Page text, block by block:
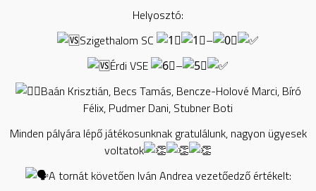
Helyosztó:
Szigethalom SC
–
Érdi VSE
–
Baán Krisztián, Becs Tamás, Bencze-Holové Marci, Bíró
Félix, Pudmer Dani, Stubner Boti
Minden pályára lépő játékosunknak gratulálunk, nagyon ügyesek
voltatok
A tornát követően Iván Andrea vezetőedző értékelt: